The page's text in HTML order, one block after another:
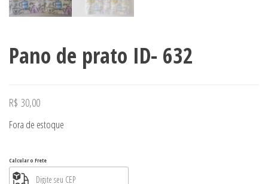
Pano de prato ID- 632
R$ 30,00
Fora de estoque
Calcular o Frete